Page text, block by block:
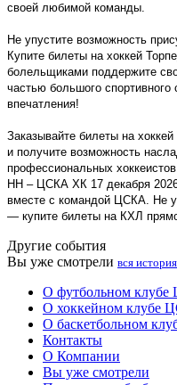
своей любимой команды.
Не упустите возможность
Купите билеты на хоккей
болельщиками поддержите
частью большого
впечатления!
Заказывайте билеты на
и получите возможность
профессиональных
НН – ЦСКА ХК 17 декабря
вместе с командой ЦСКА. Не
— купите билеты на КХЛ
Другие события
Вы уже смотрели вся
О футбольном
О хоккейном клубе
О баскетбольном
Контакты
О Компании
Вы уже смотрели